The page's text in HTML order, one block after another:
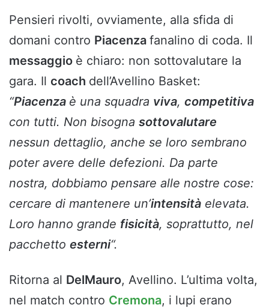
Pensieri rivolti, ovviamente, alla sfida di
domani contro Piacenza fanalino di coda. Il
messaggio è chiaro: non sottovalutare la
gara. Il coach dell’Avellino Basket:
“Piacenza è una squadra viva, competitiva
con tutti. Non bisogna sottovalutare
nessun dettaglio, anche se loro sembrano
poter avere delle defezioni. Da parte
nostra, dobbiamo pensare alle nostre cose:
cercare di mantenere un’intensità elevata.
Loro hanno grande fisicità, soprattutto, nel
pacchetto esterni“.
Ritorna al DelMauro, Avellino. L’ultima volta,
nel match contro Cremona, i lupi erano